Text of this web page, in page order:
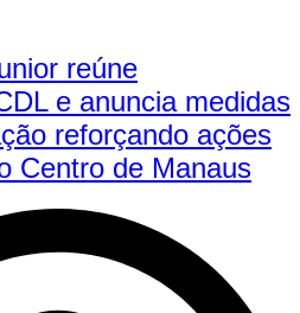
reúne
e anuncia medidas
reforçando ações
Centro de Manaus